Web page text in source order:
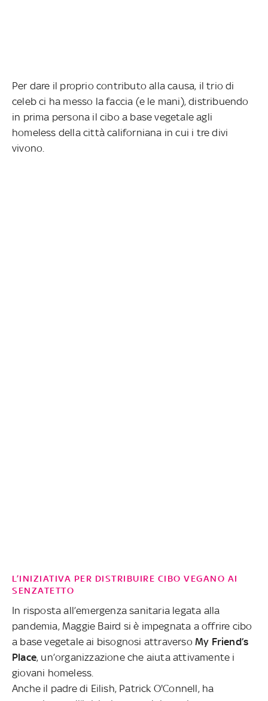
Per dare il proprio contributo alla causa, il trio di
celeb ci ha messo la faccia (e le mani), distribuendo
in prima persona il cibo a base vegetale agli
homeless della città californiana in cui i tre divi
vivono.
L’INIZIATIVA PER DISTRIBUIRE CIBO VEGANO AI
SENZATETTO
In risposta all’emergenza sanitaria legata alla
pandemia, Maggie Baird si è impegnata a offrire cibo
a base vegetale ai bisognosi attraverso My Friend’s
Place, un’organizzazione che aiuta attivamente i
giovani homeless.
Anche il padre di Eilish, Patrick O'Connell, ha